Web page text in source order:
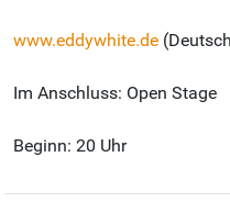
www.eddywhite.de
Im Anschluss: Open Stage
Beginn: 20 Uhr